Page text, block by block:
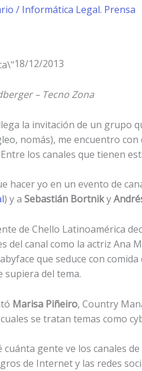
/ Informática Legal. Prensa
18/12/2013
– Tecno Zona
la invitación de un grupo
nomás), me encuentro
los canales que tienen
hacer yo en un evento de
) y a Sebastián Bortniky
de Chello Latinoamérica
del canal como la actriz Ana
que seduce con
supiera del tema.
Marisa Piñeiro, Country
se tratan temas como
cuánta gente ve los canales
de Internet y las redes